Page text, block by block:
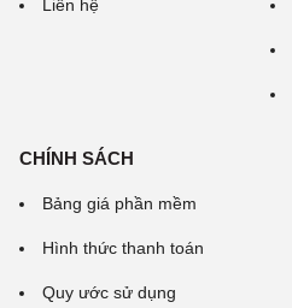
Liên hệ
CHÍNH SÁCH
Bảng giá phần mềm
Hình thức thanh toán
Quy ước sử dụng